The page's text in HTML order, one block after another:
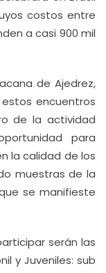
costos entre
a casi 900 mil
de Ajedrez,
estos encuentros
de la actividad
para
la calidad de los
muestras de la
se manifieste
serán las
y Juveniles: sub